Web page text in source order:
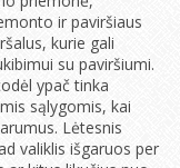
ir paviršiaus
kurie gali
su paviršiumi.
ypač tinka
sąlygomis, kai
Lėtesnis
valiklis išgaruos per